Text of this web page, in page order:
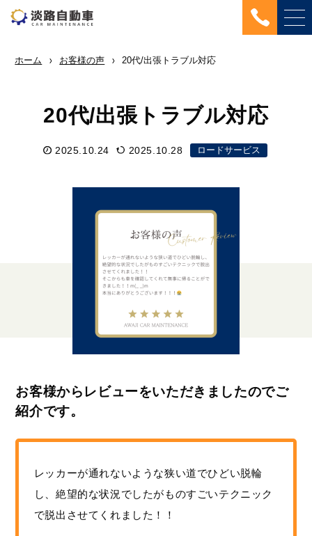
ホーム お客様の声 20代/出張トラブル対応
20代/出張トラブル対応
2025.10.24 2025.10.28 ロードサービス
お客様からレビューをいただきましたのでご
紹介です。
レッカーが通れないような狭い道でひどい脱輪
し、絶望的な状況でしたがものすごいテクニック
で脱出させてくれました！！